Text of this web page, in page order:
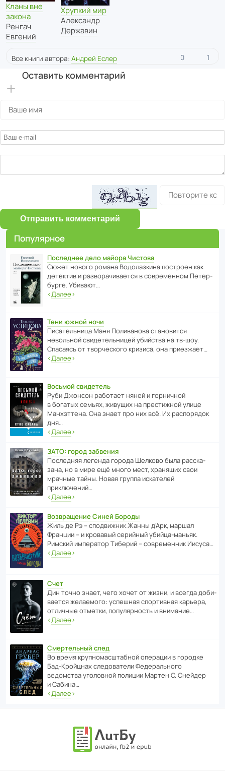
Кланы вне
закона
Ренгач
Евгений
Хрупкий мир
Александр
Державин
Все книги автора: Андрей Еслер 0 1
Оставить комментарий
Отправить комментарий
Популярное
Последнее дело майора Чистова
Сюжет нового романа Водо­ла­з­кина пост­роен как
дете­ктив и разво­ра­чи­ва­ется в совре­менном Пете­р­
бурге. Убивают…
‹Далее›
Тени южной ночи
Писа­тель­ница Маня Поли­ва­нова стано­вится
невольной свиде­тель­ницей убийства на тв-шоу.
Спасаясь от твор­че­с­кого кризиса, она приезжает…
‹Далее›
Восьмой свидетель
Руби Джонсон рабо­тает няней и горни­чной
в богатых семьях, живущих на прес­ти­жной улице
Манх­эт­тена. Она знает про них всё. Их распо­рядок
дня…
‹Далее›
ЗАТО: город забвения
После­дняя легенда города Шелково была расска­
зана, но в мире ещё много мест, хранящих свои
мрачные тайны. Новая группа иска­телей
приключений…
‹Далее›
Возвращение Синей Бороды
Жиль де Рэ – спод­ви­жник Жанны д’Арк, маршал
Франции – и кровавый серийный убийца-маньяк.
Римский импе­ратор Тиберий – совре­менник Иисуса…
‹Далее›
Счет
Дин точно знает, чего хочет от жизни, и всегда доби­
ва­ется жела­е­мого: успе­шная спор­ти­вная карьера,
отли­чные отметки, попу­ля­р­ность и внимание…
‹Далее›
Смертельный след
Во время круп­но­мас­ш­та­бной операции в городке
Бад‑Крой­цнах следо­ва­тели Феде­раль­ного
ведомства уголо­вной полиции Мартен С. Снейдер
и Сабина…
‹Далее›